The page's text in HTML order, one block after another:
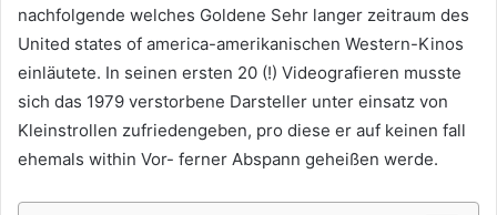
nachfolgende welches Goldene Sehr langer zeitraum des
United states of america-amerikanischen Western-Kinos
einläutete. In seinen ersten 20 (!) Videografieren musste
sich das 1979 verstorbene Darsteller unter einsatz von
Kleinstrollen zufriedengeben, pro diese er auf keinen fall
ehemals within Vor- ferner Abspann geheißen werde.